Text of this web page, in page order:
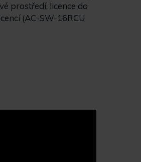
prostředí, licence do
(AC-SW-16RCU